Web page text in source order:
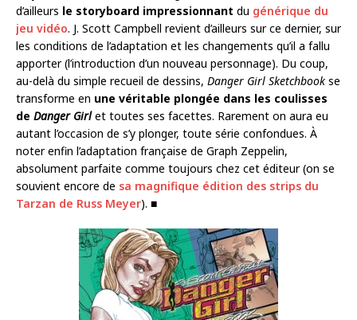
d’ailleurs le storyboard impressionnant du générique du
jeu vidéo. J. Scott Campbell revient d’ailleurs sur ce dernier, sur
les conditions de l’adaptation et les changements qu’il a fallu
apporter (l’introduction d’un nouveau personnage). Du coup,
au-delà du simple recueil de dessins, Danger Girl Sketchbook se
transforme en une véritable plongée dans les coulisses
de Danger Girlet toutes ses facettes. Rarement on aura eu
autant l’occasion de s’y plonger, toute série confondues. À
noter enfin l’adaptation française de Graph Zeppelin,
absolument parfaite comme toujours chez cet éditeur (on se
souvient encore de sa magnifique édition des strips du
Tarzan de Russ Meyer). ■